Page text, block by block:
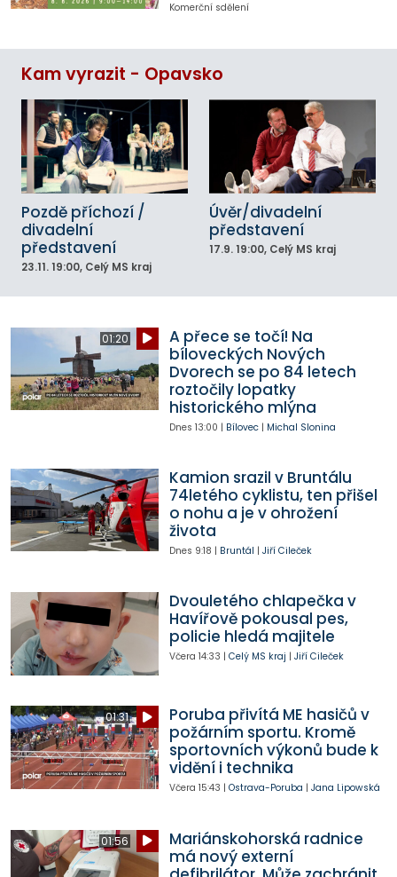
Komerční sdělení
Kam vyrazit - Opavsko
Pozdě příchozí /
divadelní
představení
23.11. 19:00, Celý MS kraj
Úvěr/divadelní
představení
17.9. 19:00, Celý MS kraj
01:20
A přece se točí! Na
bíloveckých Nových
Dvorech se po 84 letech
roztočily lopatky
historického mlýna
Dnes 13:00 | Bílovec| Michal Slonina
Kamion srazil v Bruntálu
74letého cyklistu, ten přišel
o nohu a je v ohrožení
života
Dnes 9:18 | Bruntál | Jiří Cileček
Dvouletého chlapečka v
Havířově pokousal pes,
policie hledá majitele
Včera 14:33 | Celý MS kraj | Jiří Cileček
01:31
Poruba přivítá ME hasičů v
požárním sportu. Kromě
sportovních výkonů bude k
vidění i technika
Včera 15:43 | Ostrava-Poruba | Jana Lipowská
01:56
Mariánskohorská radnice
má nový externí